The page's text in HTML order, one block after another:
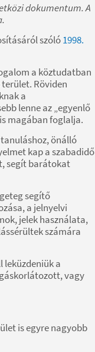
dokumentum. A
szóló1998.
a köztudatban
Röviden
a
lenne az „egyenlő
magában foglalja.
önálló
kap a szabadidő
segít barátokat
segítő
a jelnyelvi
jelek használata,
számára
leküzdeniük a
vagy
is egyre nagyobb